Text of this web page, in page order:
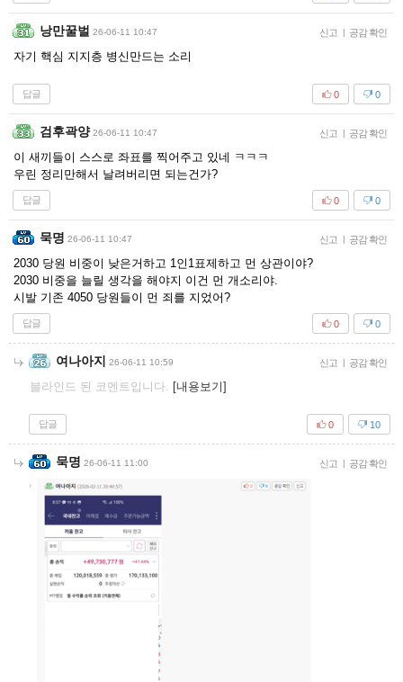
낭만꿀벌 26-06-11 10:47 신고 | 공감 확인
자기 핵심 지지층 병신만드는 소리
답글 0
0
검후곽양 26-06-11 10:47 신고 | 공감 확인
이 새끼들이 스스로 좌표를 찍어주고 있네 ㅋㅋㅋ
우린 정리만해서 날려버리면 되는건가?
답글 0
0
묵명 26-06-11 10:47 신고 | 공감 확인
2030 당원 비중이 낮은거하고 1인1표제하고 먼 상관이야?
2030 비중을 늘릴 생각을 해야지 이건 먼 개소리야.
시발 기존 4050 당원들이 먼 죄를 지었어?
답글 0
0
여나아지 26-06-11 10:59 신고 | 공감 확인
블라인드 된 코멘트입니다. [내용보기]
답글 10
0
묵명 26-06-11 11:00 신고 | 공감 확인